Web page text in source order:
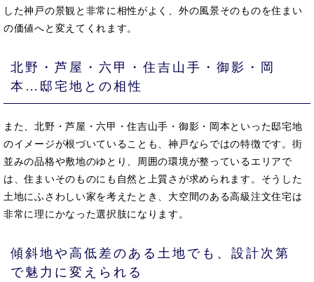
した神戸の景観と非常に相性がよく、外の風景そのものを住まい
の価値へと変えてくれます。
北野・芦屋・六甲・住吉山手・御影・岡
本…邸宅地との相性
また、北野・芦屋・六甲・住吉山手・御影・岡本といった邸宅地
のイメージが根づいていることも、神戸ならではの特徴です。街
並みの品格や敷地のゆとり、周囲の環境が整っているエリアで
は、住まいそのものにも自然と上質さが求められます。そうした
土地にふさわしい家を考えたとき、大空間のある高級注文住宅は
非常に理にかなった選択肢になります。
傾斜地や高低差のある土地でも、設計次第
で魅力に変えられる